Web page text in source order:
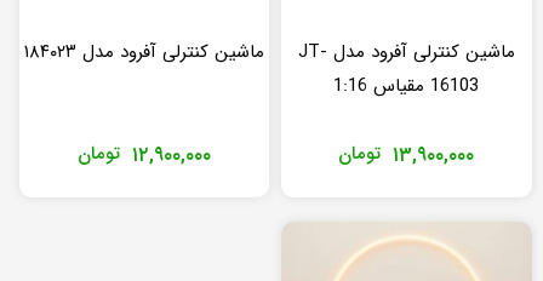
ماشین کنترلی آفرود مدل JT-
16103 مقیاس 1:16
۱۳,۹۰۰,۰۰۰ تومان
ماشین کنترلی آفرود مدل ۱۸۴۰۲۳
۱۲,۹۰۰,۰۰۰ تومان